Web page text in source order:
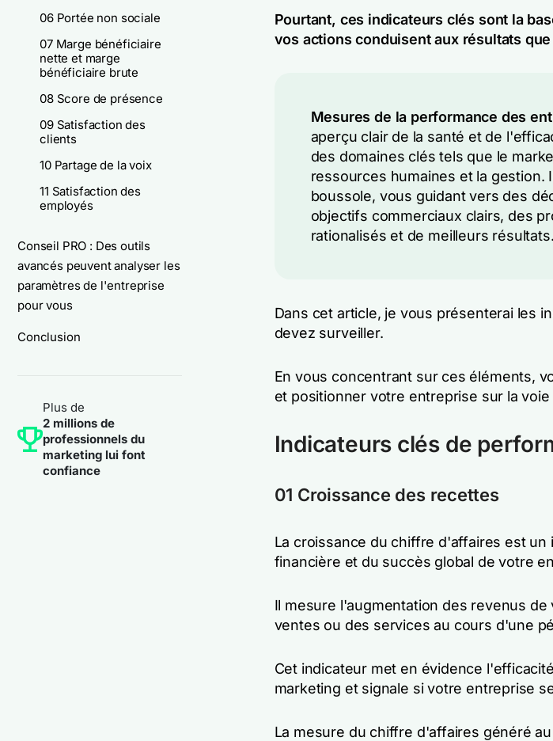
06 Portée non sociale
07 Marge bénéficiaire
nette et marge
bénéficiaire brute
08 Score de présence
09 Satisfaction des
clients
10 Partage de la voix
11 Satisfaction des
employés
Conseil PRO : Des outils
avancés peuvent analyser les
paramètres de l'entreprise
pour vous
Conclusion
Plus de
2 millions de
professionnels du
marketing lui font
confiance
Pourtant, ces indicateurs clés sont la
vos actions conduisent aux résultats
Mesures de la performance des
aperçu clair de la santé et de
des domaines clés tels que le
ressources humaines et la gestion.
boussole, vous guidant vers des
objectifs commerciaux clairs, des
rationalisés et de meilleurs résultats.
Dans cet article, je vous présenterai les
devez surveiller.
En vous concentrant sur ces éléments,
et positionner votre entreprise sur la
Indicateurs clés de
01 Croissance des recettes
La croissance du chiffre d'affaires est un
financière et du succès global de votre
Il mesure l'augmentation des revenus
ventes ou des services au cours d'une
Cet indicateur met en évidence
marketing et signale si votre entreprise
La mesure du chiffre d'affaires généré